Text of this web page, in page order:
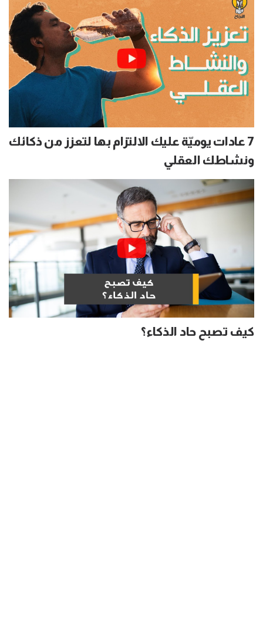
7 عادات يوميّة عليك الالتزام بها لتعزز من ذكائك
ونشاطك العقلي
كيف تصبح حاد الذكاء؟